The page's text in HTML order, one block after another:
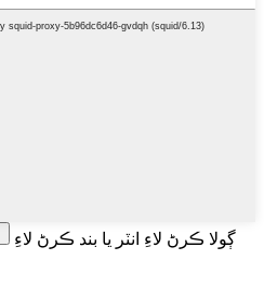
ڳولا ڪرڻ لاءِ انٽر يا بند ڪرڻ لاءِ